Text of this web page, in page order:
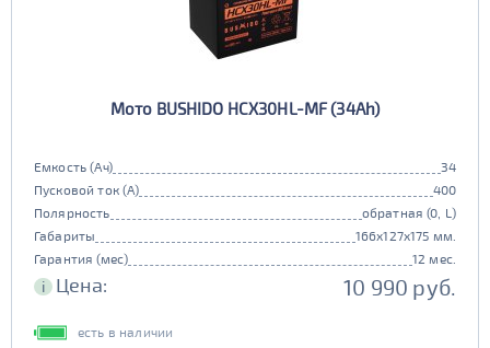
Мото BUSHIDO HCX30HL-MF (34Ah)
Емкость (Ач)
34
Пусковой ток (А)
400
Полярность
обратная (0, L)
Габариты
166x127x175 мм.
Гарантия (мес)
12 мес.
i Цена: 10 990 руб.
есть в наличии